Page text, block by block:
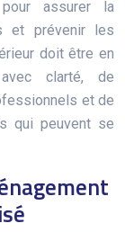
assurer la
et prévenir les
doit être en
clarté, de
et de
qui peuvent se